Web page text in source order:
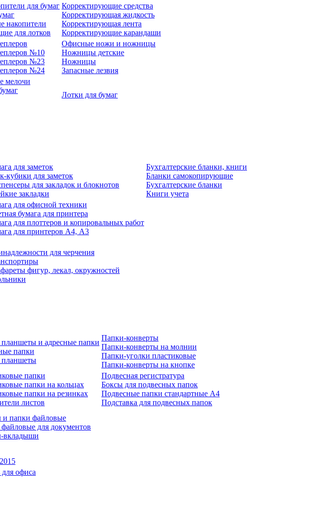
для бумаг
накопители
для лотков
Корректирующие средства
Корректирующая жидкость
Корректирующая лента
Корректирующие карандаши
№10
№23
№24
Офисные ножи и ножницы
Ножницы детские
Ножницы
Запасные лезвия
мелочи
Лотки для бумаг
для заметок
кубики для заметок
для закладок и блокнотов
закладки
Бухгалтерские бланки, книги
Бланки самокопирующие
Бухгалтерские бланки
Книги учета
для офисной техники
бумага для принтера
для плоттеров и копировальных работ
для принтеров А4, А3
для черчения
фигур, лекал, окружностей
и адресные папки
папки
Папки-конверты
Папки-конверты на молнии
Папки-уголки пластиковые
Папки-конверты на кнопке
папки
папки на кольцах
папки на резинках
листов
Подвесная регистратура
Боксы для подвесных папок
Подвесные папки стандартные А4
Подставка для подвесных папок
папки файловые
для документов
вкладыши
офиса